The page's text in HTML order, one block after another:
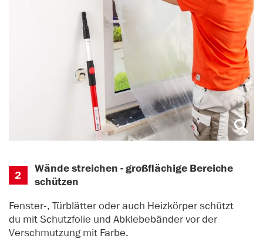
2
Wände streichen - großflächige Bereiche
schützen
Fenster-, Türblätter oder auch Heizkörper schützt
du mit Schutzfolie und Abklebebänder vor der
Verschmutzung mit Farbe.